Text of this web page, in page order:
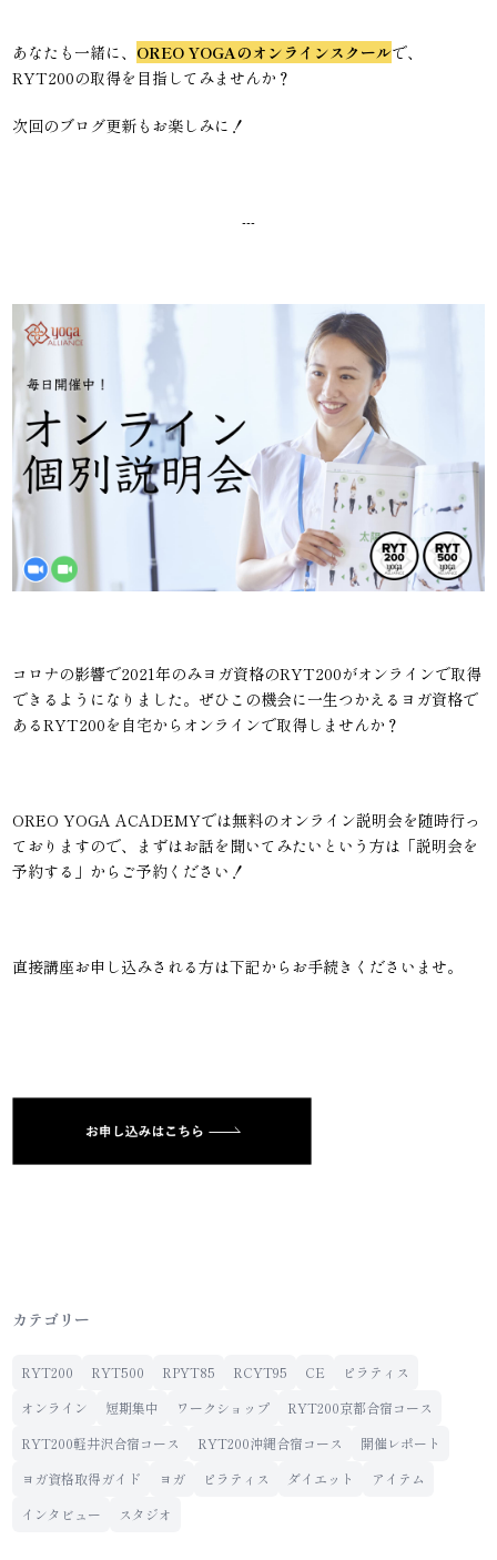
あなたも一緒に、 OREO YOGAのオンラインスクールで、
RYT200の取得を目指してみませんか？
次回のブログ更新もお楽しみに！
---
コロナの影響で2021年のみヨガ資格のRYT200がオンラインで取得
できるようになりました。ぜひこの機会に一生つかえるヨガ資格で
あるRYT200を自宅からオンラインで取得しませんか？
OREO YOGA ACADEMYでは無料のオンライン説明会を随時行っ
ておりますので、まずはお話を聞いてみたいという方は「説明会を
予約する」からご予約ください！
直接講座お申し込みされる方は下記からお手続きくださいませ。
カテゴリー
RYT200 RYT500 RPYT85 RCYT95 CE
ピラティス
オンライン
短期集中 ワークショップ
RYT200京都合宿コース
RYT200軽井沢合宿コース
RYT200沖縄合宿コース
開催レポート
ヨガ資格取得ガイド
ヨガ ピラティス ダイエット
アイテム
インタビュー
スタジオ